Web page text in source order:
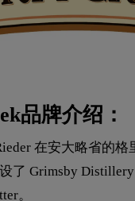
品牌介绍：
在安大略省的格
设了 Grimsby
。